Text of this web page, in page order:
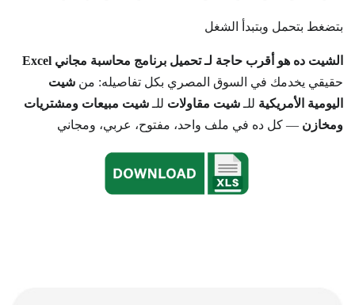
بتضغط بتحمل وبتبدأ الشغل
الشيت ده هو أقرب حاجة لـ تحميل برنامج محاسبة مجاني Excel
حقيقي يخدمك في السوق المصري بكل تفاصيله: من شيت
اليومية الأمريكية للـ شيت مقاولات للـ شيت مبيعات ومشتريات
ومخازن — كل ده في ملف واحد، مفتوح، عربي، ومجاني